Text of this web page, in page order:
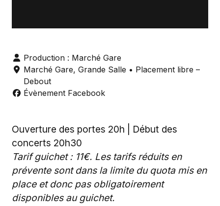
Production : Marché Gare
Marché Gare, Grande Salle • Placement libre –
Debout
Évènement Facebook
Ouverture des portes 20h | Début des
concerts 20h30
Tarif guichet : 11€. Les tarifs réduits en
prévente sont dans la limite du quota mis en
place et donc pas obligatoirement
disponibles au guichet.